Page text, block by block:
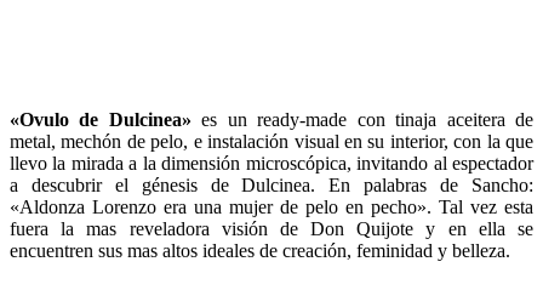
«Ovulo de Dulcinea» es un ready-made con tinaja aceitera de
metal, mechón de pelo, e instalación visual en su interior, con la que
llevo la mirada a la dimensión microscópica, invitando al espectador
a descubrir el génesis de Dulcinea. En palabras de Sancho:
«Aldonza Lorenzo era una mujer de pelo en pecho». Tal vez esta
fuera la mas reveladora visión de Don Quijote y en ella se
encuentren sus mas altos ideales de creación, feminidad y belleza.